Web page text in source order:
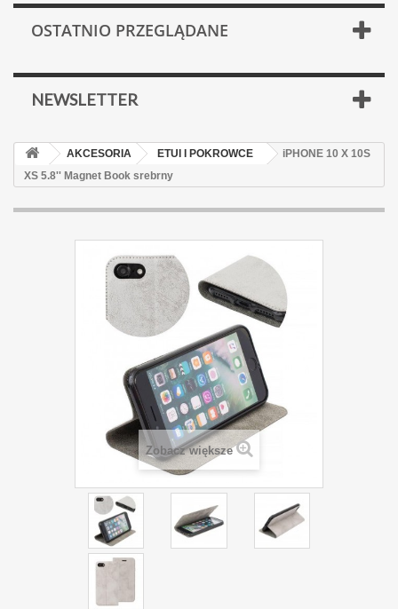
OSTATNIO PRZEGLĄDANE
NEWSLETTER
AKCESORIA ETUI I POKROWCE
iPHONE 10 X 10S
XS 5.8'' Magnet Book srebrny
Zobacz większe